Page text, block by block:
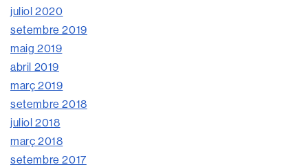
juliol 2020
setembre 2019
maig 2019
abril 2019
març 2019
setembre 2018
juliol 2018
març 2018
setembre 2017